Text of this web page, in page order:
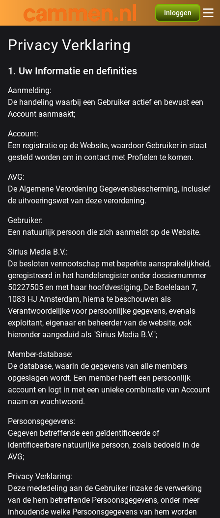
Inloggen
Privacy Verklaring
1. Uw Informatie en definities
Aanmelding:
De handeling waarbij een Gebruiker actief en bewust een
Account aanmaakt;
Account:
Een registratie op de Website, waardoor Gebruiker in staat
gesteld worden om in contact met Profielen te komen.
AVG:
De Algemene Verordening Gegevensbescherming, inclusief
de uitvoeringswet van deze verordening.
Gebruiker:
Een natuurlijk persoon die zich aanmeldt op de Website.
Sirius Media B.V.:
De besloten vennootschap met beperkte aansprakelijkheid,
geregistreerd in het handelsregister onder dossiernummer
50227505 en met haar hoofdvestiging, De Boelelaan 7,
1083 HJ Amsterdam, hierna te beschouwen als
Verantwoordelijke voor persoonlijke gegevens, evenals
exploitant, eigenaar en beheerder van de website, ook
hieronder aangeduid als "Sirius Media B.V.";
Member-database:
De database, waarin de gegevens van alle members
opgeslagen wordt. Een member heeft een persoonlijk
account en logt in met een unieke combinatie van Account
naam en wachtwoord.
Persoonsgegevens:
Gegeven betreffende een geïdentificeerde of
identificeerbare natuurlijke persoon, zoals bedoeld in de
AVG;
Privacy Verklaring:
Deze mededeling aan de Gebruiker inzake de verwerking
van de hem betreffende Persoonsgegevens, onder meer
inhoudende welke Persoonsgegevens van hem worden